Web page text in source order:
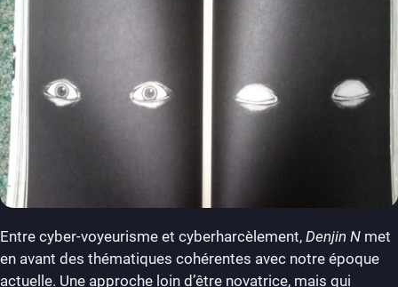
Entre cyber-voyeurisme et cyberharcèlement, Denjin N met
en avant des thématiques cohérentes avec notre époque
actuelle. Une approche loin d’être novatrice, mais qui